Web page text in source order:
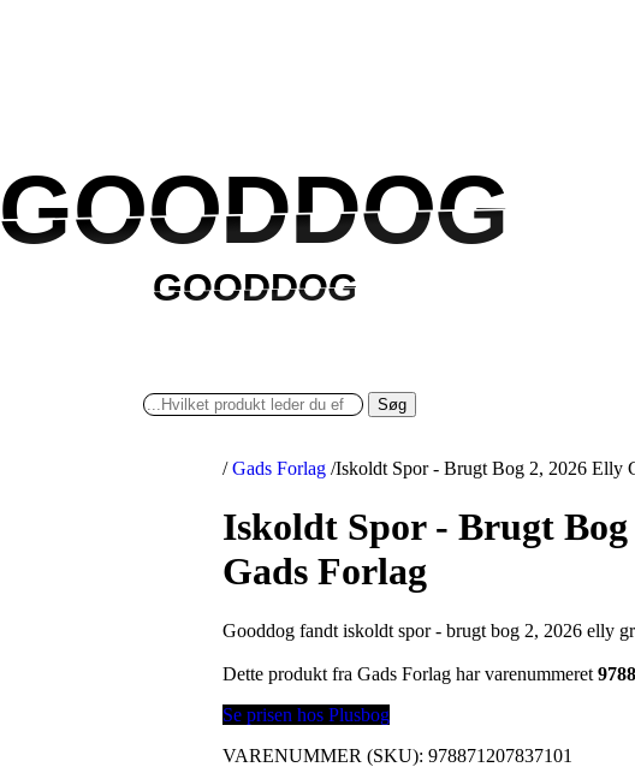
GOODDOG
GOODDOG
GOODDOG
GOODDOG
Søg
/ Gads Forlag /Iskoldt Spor - Brugt Bog 2, 2026 Elly
Iskoldt Spor - Brugt
Gads Forlag
Gooddog fandt iskoldt spor - brugt bog 2, 2026 elly
Dette produkt fra Gads Forlag har varenummeret
Se prisen hos Plusbog
VARENUMMER (SKU):978871207837101